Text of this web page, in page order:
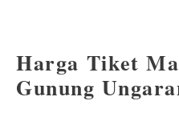
Harga Tiket
Gunung